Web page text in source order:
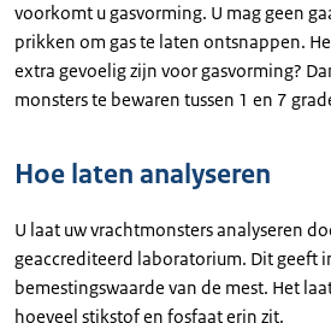
voorkomt u gasvorming. U mag geen
prikken om gas te laten ontsnappen.
extra gevoelig zijn voor gasvorming?
monsters te bewaren tussen 1 en 7
Hoe laten analyseren
U laat uw vrachtmonsters analyseren
geaccrediteerd laboratorium. Dit geeft
bemestingswaarde van de mest. Het
hoeveel stikstof en fosfaat erin zit.